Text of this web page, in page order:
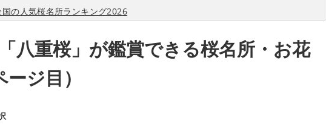
国の人気桜名所ランキング2026
八重桜」が鑑賞できる桜名所・お花
ジ目）